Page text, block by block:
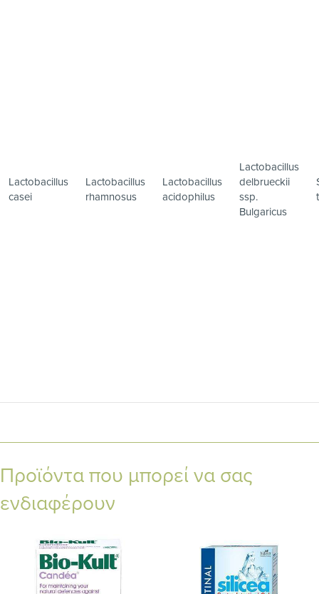
Lactobacillus
casei
Lactobacillus
rhamnosus
Lactobacillus
acidophilus
Lactobacillus
delbrueckii
ssp.
Bulgaricus
Προϊόντα που μπορεί να σας
ενδιαφέρουν